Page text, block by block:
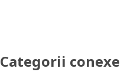
Categorii conexe